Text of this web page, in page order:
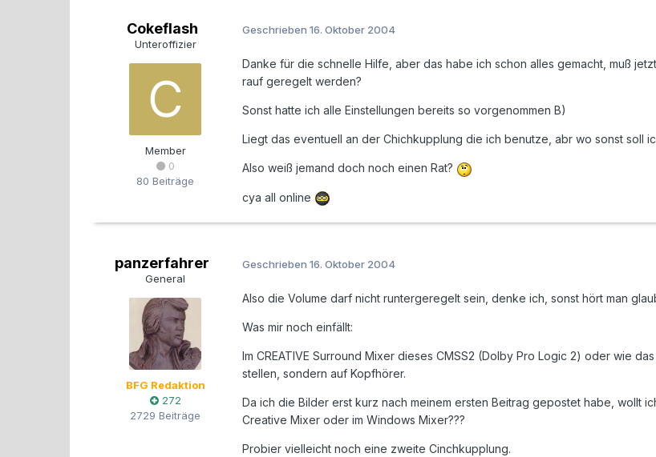
Cokeflash
Unteroffizier
Member
0
80 Beiträge
Geschrieben 16. Oktober 2004
Danke für die schnelle Hilfe, aber das habe ich schon alles gemacht, muß
rauf geregelt werden?
Sonst hatte ich alle Einstellungen bereits so vorgenommen B)
Liegt das eventuell an der Chichkupplung die ich benutze, abr wo sonst soll
Also weiß jemand doch noch einen Rat?
cya all online
panzerfahrer
General
BFG Redaktion
272
2729 Beiträge
Geschrieben 16. Oktober 2004
Also die Volume darf nicht runtergeregelt sein, denke ich, sonst hört man
Was mir noch einfällt:
Im CREATIVE Surround Mixer dieses CMSS2 (Dolby Pro Logic 2) oder wie
stellen, sondern auf Kopfhörer.
Da ich die Bilder erst kurz nach meinem ersten Beitrag gepostet habe, wollt
Creative Mixer oder im Windows Mixer???
Probier vielleicht noch eine zweite Cinchkupplung.